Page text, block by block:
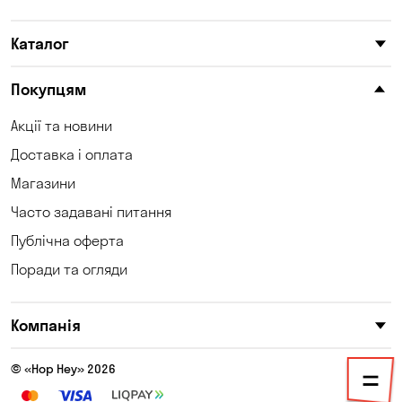
Новоселівка
Обознівка
Олександрівка
Павлоград
Погреби
Святопетрівське
Созонівка
Сонячне Софіївська Борщагівка
Каталог
Покупцям
Акції та новини
Доставка і оплата
Магазини
Часто задавані питання
Публічна оферта
Поради та огляди
Компанія
© «Hop Hey» 2026